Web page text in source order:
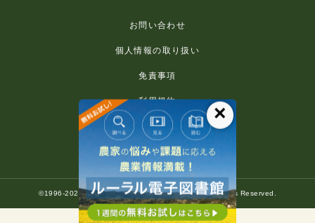
お問い合わせ
個人情報の取り扱い
免責事項
利用規約
推奨環境
著作権等について
©1996-2022 Rural Culture Association Japan. All Rights Reserved.
×